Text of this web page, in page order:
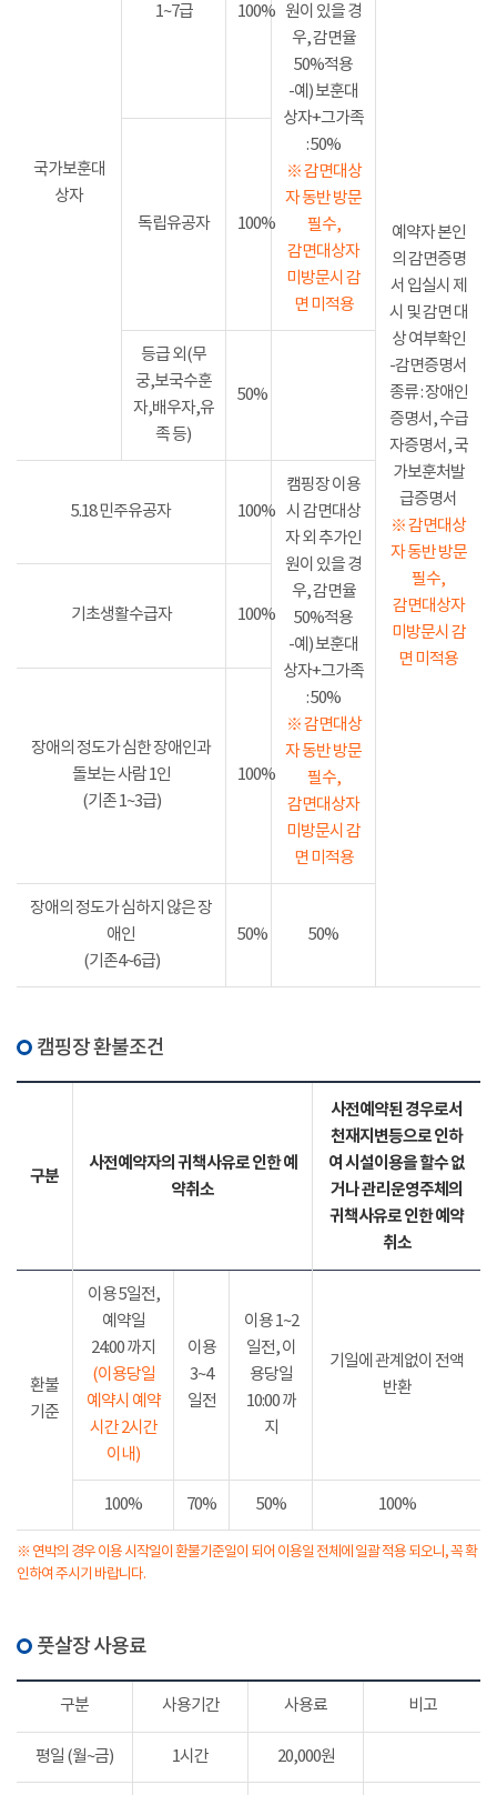
국가보훈대
상자
1~7급 100% 원이 있을 경
우, 감면율
50%적용
-예) 보훈대
상자+그가족
: 50%
※ 감면대상
자 동반 방문
필수,
감면대상자
미방문시 감
면 미적용
예약자 본인
의 감면증명
서 입실시 제
시 및 감면 대
상 여부확인
-감면증명서
종류 : 장애인
증명서, 수급
자증명서, 국
가보훈처발
급증명서
※ 감면대상
자 동반 방문
필수,
감면대상자
미방문시 감
면 미적용
독립유공자 100%
등급 외(무
궁,보국수훈
자,배우자,유
족 등)
50%
5.18 민주유공자 100%
캠핑장 이용
시 감면대상
자 외 추가인
원이 있을 경
우, 감면율
50%적용
-예) 보훈대
상자+그가족
: 50%
※ 감면대상
자 동반 방문
필수,
감면대상자
미방문시 감
면 미적용
기초생활수급자 100%
장애의 정도가 심한 장애인과
돌보는 사람 1인
(기존 1~3급)
100%
장애의 정도가 심하지 않은 장
애인
(기존4~6급)
50% 50%
캠핑장 환불조건
구분
사전예약자의 귀책사유로 인한 예
약취소
사전예약된 경우로서
천재지변등으로 인하
여 시설이용을 할수 없
거나 관리운영주체의
귀책사유로 인한 예약
취소
환불
기준
이용 5일전,
예약일
24:00 까지
(이용당일
예약시 예약
시간 2시간
이내)
이용
3~4
일전
이용 1~2
일전, 이
용당일
10:00 까
지
기일에 관계없이 전액
반환
100% 70% 50% 100%
※ 연박의 경우 이용 시작일이 환불기준일이 되어 이용일 전체에 일괄 적용 되오니, 꼭 확
인하여 주시기 바랍니다.
풋살장 사용료
구분 사용기간 사용료 비고
평일 (월~금) 1시간 20,000원